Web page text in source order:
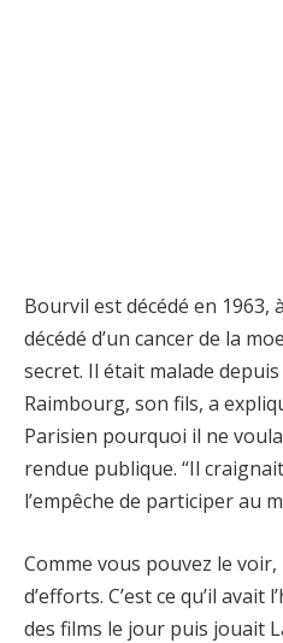
Bourvil est décédé en 1963,
décédé d’un cancer de la
secret. Il était malade
Raimbourg, son fils, a
Parisien pourquoi il ne
rendue publique. “Il
l’empêche de participer au
Comme vous pouvez le
d’efforts. C’est ce qu’il
des films le jour puis jouait